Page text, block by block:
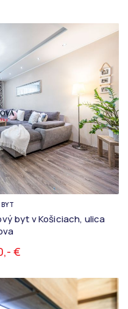
byt v Košiciach, ulica
€